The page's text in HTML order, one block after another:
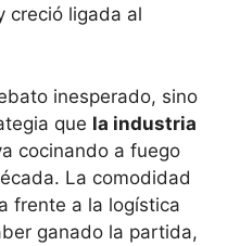
creció ligada al
inesperado, sino
que la industria
cocinando a fuego
La comodidad
frente a la logística
ganado la partida,